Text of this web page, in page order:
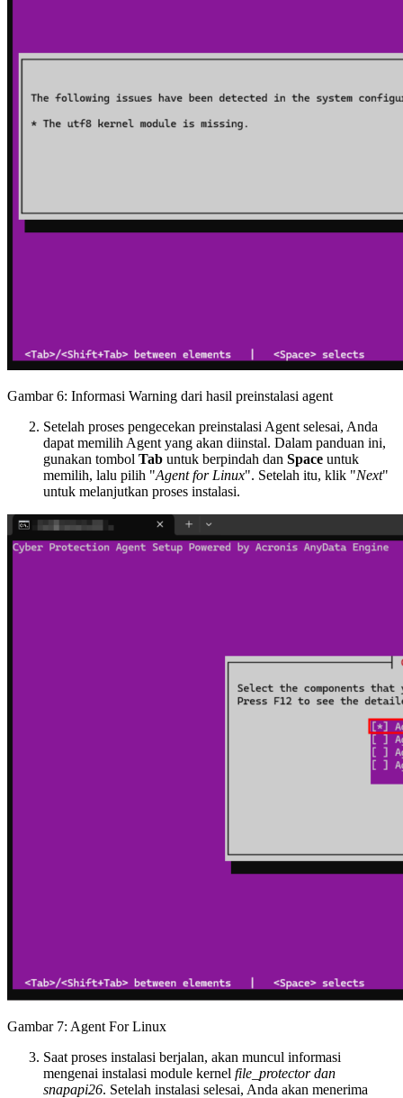
Gambar 6: Informasi Warning dari hasil preinstalasi agent
Setelah proses pengecekan preinstalasi Agent selesai, Anda
dapat memilih Agent yang akan diinstal. Dalam panduan ini,
gunakan tombol Tab untuk berpindah dan Space untuk
memilih, lalu pilih "Agent for Linux". Setelah itu, klik "Next"
untuk melanjutkan proses instalasi.
Gambar 7: Agent For Linux
Saat proses instalasi berjalan, akan muncul informasi
mengenai instalasi module kernel file_protector dan
snapapi26. Setelah instalasi selesai, Anda akan menerima